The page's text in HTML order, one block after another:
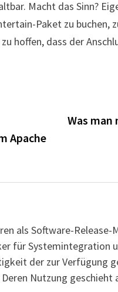
Macht das Sinn?
Paket zu buchen,
hoffen, dass der
Apache
Was man
als Software-
für Systemintegration
der zur Verfügung
Nutzung